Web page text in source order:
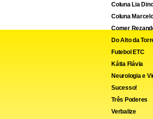
Coluna Lia
Coluna
Comer
Do Alto da
Futebol ETC
Kátia Flávia
Neurologia e
Sucesso!
Três Poderes
Verbalize